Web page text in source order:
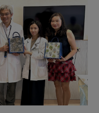
果
真心話